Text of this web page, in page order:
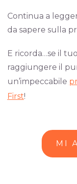
Continua a
da sapere sulla
E ricorda…se il
raggiungere il
un’impeccabile
First!
MI